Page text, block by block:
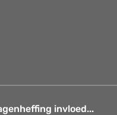
invloed...